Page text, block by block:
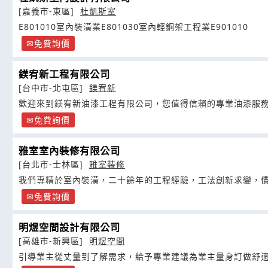
[嘉義市-東區]
杜凱斯室
E801010室內裝潢業E801030室內輕鋼架工程業E901010
免費詢價
鎂宥新工程有限公司
[台中市-北屯區]
鎂宥新
歡迎來到鎂宥新油漆工程有限公司，您值得信賴的專業油漆服
免費詢價
雅室室內裝修有限公司
[台北市-士林區]
雅室裝修
我們專精於室內裝潢，二十餘年的工程經驗，工法創新求變，
免費詢價
明煜空間設計有限公司
[高雄市-新興區]
明煜空間
引導業主從丈量到了解需求，給予專業建議為業主量身訂做舒